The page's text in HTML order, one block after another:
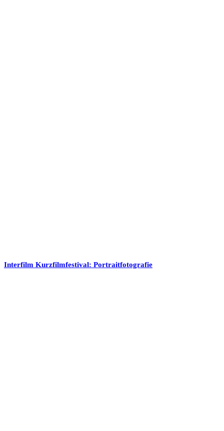
Interfilm Kurzfilmfestival: Portraitfotografie